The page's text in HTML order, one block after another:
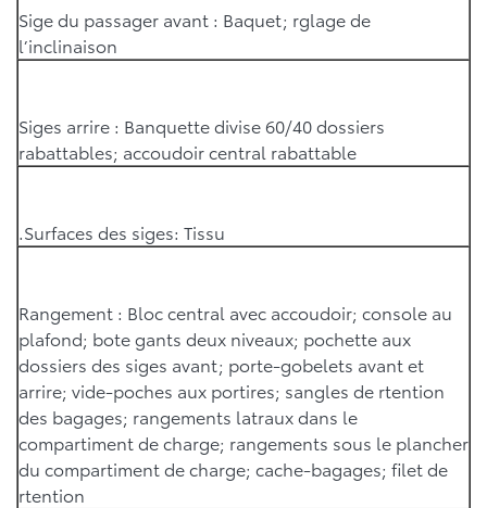
Sige du passager avant : Baquet; rglage de
l’inclinaison
Siges arrire : Banquette divise 60/40 dossiers
rabattables; accoudoir central rabattable
.Surfaces des siges: Tissu
Rangement : Bloc central avec accoudoir; console au
plafond; bote gants deux niveaux; pochette aux
dossiers des siges avant; porte-gobelets avant et
arrire; vide-poches aux portires; sangles de rtention
des bagages; rangements latraux dans le
compartiment de charge; rangements sous le plancher
du compartiment de charge; cache-bagages; filet de
rtention